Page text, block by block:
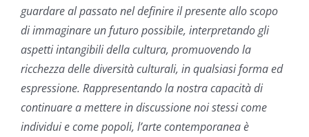
guardare al passato nel definire il presente allo scopo
di immaginare un futuro possibile, interpretando gli
aspetti intangibili della cultura, promuovendo la
ricchezza delle diversità culturali, in qualsiasi forma ed
espressione. Rappresentando la nostra capacità di
continuare a mettere in discussione noi stessi come
individui e come popoli, l’arte contemporanea è